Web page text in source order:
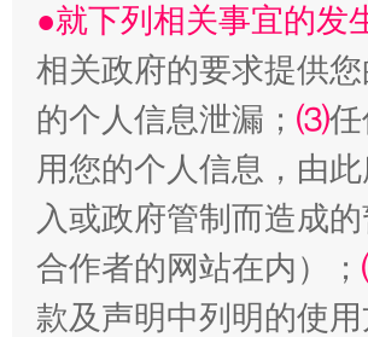
揭批美国五大"原罪"
●就下列相关事宜的
相关政府的要求提供
的个人信息泄漏； ⑶
用您的个人信息，由
入或政府管制而造成
合作者的网站在内）；
款及声明中列明的使